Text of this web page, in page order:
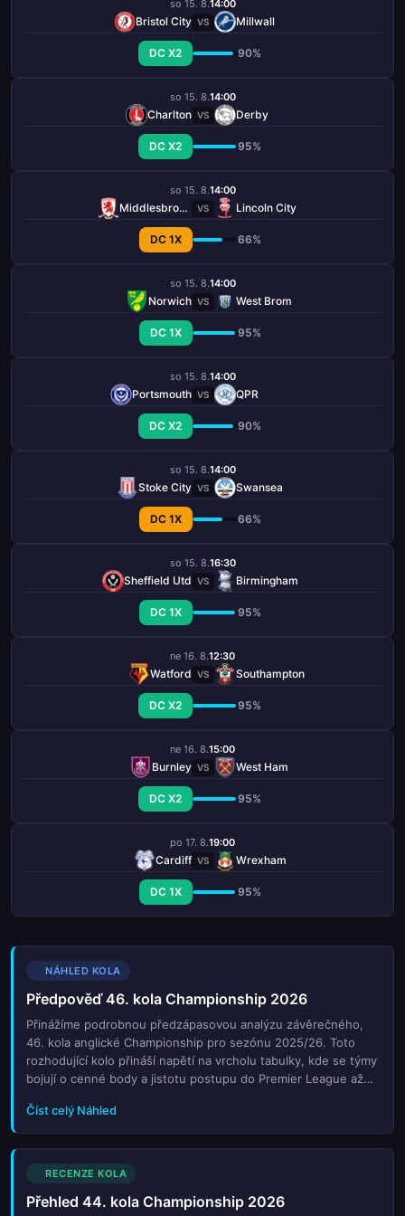
so 15. 8.14:00
Bristol City VS Millwall
DC X2 90%
so 15. 8.14:00
Charlton VS Derby
DC X2 95%
so 15. 8.14:00
Middlesbrough VS Lincoln City
DC 1X 66%
so 15. 8.14:00
Norwich VS West Brom
DC 1X 95%
so 15. 8.14:00
Portsmouth VS QPR
DC X2 90%
so 15. 8.14:00
Stoke City VS Swansea
DC 1X 66%
so 15. 8.16:30
Sheffield Utd VS Birmingham
DC 1X 95%
ne 16. 8.12:30
Watford VS Southampton
DC X2 95%
ne 16. 8.15:00
Burnley VS West Ham
DC X2 95%
po 17. 8.19:00
Cardiff VS Wrexham
DC 1X 95%
NÁHLED KOLA
Předpověď 46. kola Championship 2026
Přinážíme podrobnou předzápasovou analýzu závěrečného,
46. kola anglické Championship pro sezónu 2025/26. Toto
rozhodující kolo přináší napětí na vrcholu tabulky, kde se týmy
bojují o cenné body a jistotu postupu do Premier League až
klíčové souboje, formu jednotlivých celků a statistiky, které
mohou ovlivnit konečný výsledek. Zjistíte, kteří favorité mají
největší šanci na záchranu či titul, a jaké překvapení nás čekají
v tomto dramatickém finále sezóny. Nechte se inspirovat
našimi tipy a připravte se na vzrušující závěr jedné z
nejzajímavějších fotbalových lig Evropy. Sledujte s námi
Číst celý Náhled
RECENZE KOLA
Přehled 44. kola Championship 2026